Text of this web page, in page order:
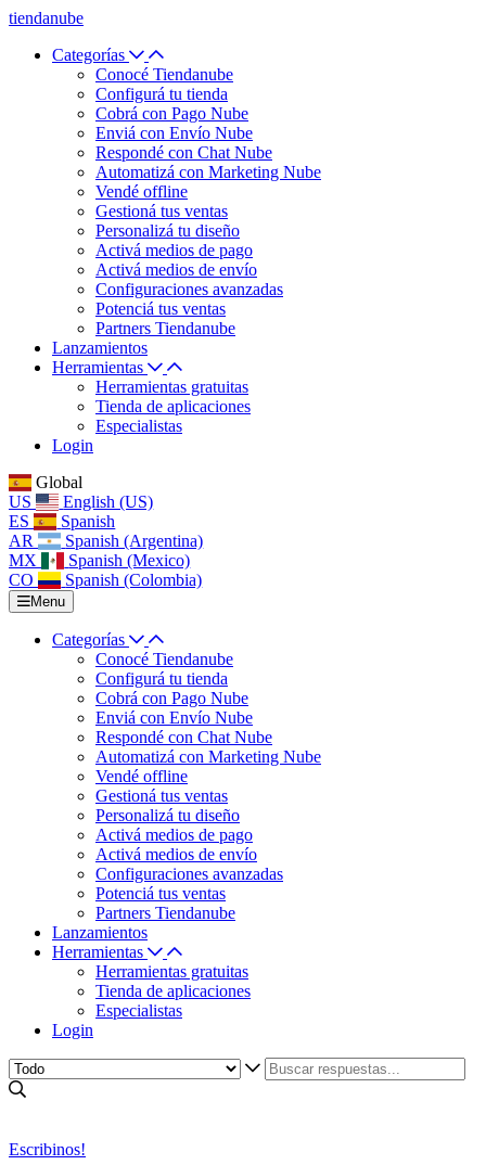
tiendanube
Categorías
Conocé Tiendanube
Configurá tu tienda
Cobrá con Pago Nube
Enviá con Envío Nube
Respondé con Chat Nube
Automatizá con Marketing Nube
Vendé offline
Gestioná tus ventas
Personalizá tu diseño
Activá medios de pago
Activá medios de envío
Configuraciones avanzadas
Potenciá tus ventas
Partners Tiendanube
Lanzamientos
Herramientas
Herramientas gratuitas
Tienda de aplicaciones
Especialistas
Login
Global
US
English (US)
ES
Spanish
AR
Spanish (Argentina)
MX
Spanish (Mexico)
CO
Spanish (Colombia)
Menu
Categorías
Conocé Tiendanube
Configurá tu tienda
Cobrá con Pago Nube
Enviá con Envío Nube
Respondé con Chat Nube
Automatizá con Marketing Nube
Vendé offline
Gestioná tus ventas
Personalizá tu diseño
Activá medios de pago
Activá medios de envío
Configuraciones avanzadas
Potenciá tus ventas
Partners Tiendanube
Lanzamientos
Herramientas
Herramientas gratuitas
Tienda de aplicaciones
Especialistas
Login
Escribinos!